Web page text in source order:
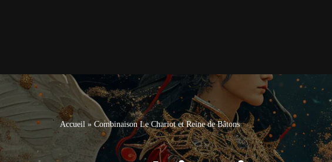
Accueil » Combinaison Le Chariot et Reine de Bâtons